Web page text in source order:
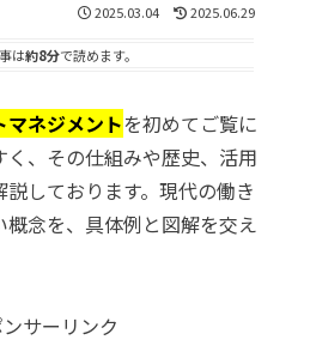
2025.03.04 2025.06.29
は約8分で読めます。
マネジメントを初めてご覧に
、その仕組みや歴史、活用
しております。現代の働き
念を、具体例と図解を交え
サーリンク